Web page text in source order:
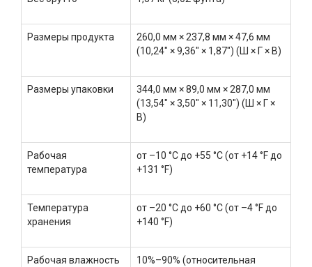
Размеры продукта
260,0 мм × 237,8 мм × 47,6 мм
(10,24" × 9,36" × 1,87") (Ш × Г × В)
Размеры упаковки
344,0 мм × 89,0 мм × 287,0 мм
(13,54" × 3,50" × 11,30") (Ш × Г ×
В)
Рабочая
температура
от –10 °C до +55 °C (от +14 °F до
+131 °F)
Температура
хранения
от –20 °C до +60 °C (от –4 °F до
+140 °F)
Рабочая влажность
10%–90% (относительная